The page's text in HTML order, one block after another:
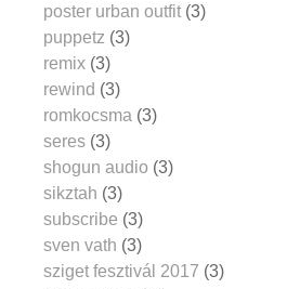
poster urban outfit (3)
puppetz (3)
remix (3)
rewind (3)
romkocsma (3)
seres (3)
shogun audio (3)
sikztah (3)
subscribe (3)
sven vath (3)
sziget fesztivál 2017 (3)